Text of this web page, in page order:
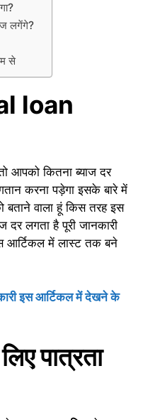
लगेंगे?
से
loan
आपको कितना ब्याज दर
करना पड़ेगा इसके बारे में
बताने वाला हूं किस तरह इस
दर लगता है पूरी जानकारी
आर्टिकल में लास्ट तक बने
इस आर्टिकल में देखने के
पात्रता